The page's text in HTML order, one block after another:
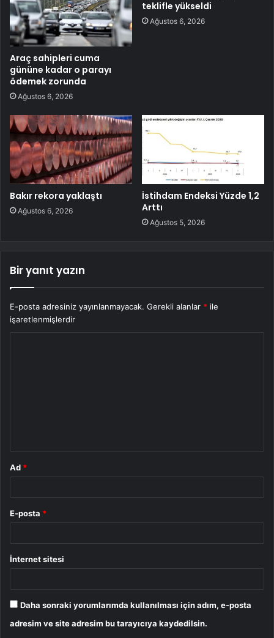
Araç sahipleri cuma
gününe kadar o parayı
ödemek zorunda
Ağustos 6, 2026
teklifle yükseldi
Ağustos 6, 2026
Bakır rekora yaklaştı
Ağustos 6, 2026
İstihdam Endeksi Yüzde 1,2
Arttı
Ağustos 5, 2026
Bir yanıt yazın
E-posta adresiniz yayınlanmayacak. Gerekli alanlar * ile
işaretlenmişlerdir
Ad *
E-posta *
İnternet sitesi
Daha sonraki yorumlarımda kullanılması için adım, e-posta
adresim ve site adresim bu tarayıcıya kaydedilsin.